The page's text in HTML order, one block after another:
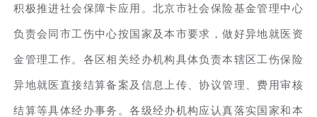
积极推进社会保障卡应用。北京市社会保险基金管理中心
负责会同市工伤中心按国家及本市要求，做好异地就医资
金管理工作。各区相关经办机构具体负责本辖区工伤保险
异地就医直接结算备案及信息上传、协议管理、费用审核
结算等具体经办事务。各级经办机构应认真落实国家和本